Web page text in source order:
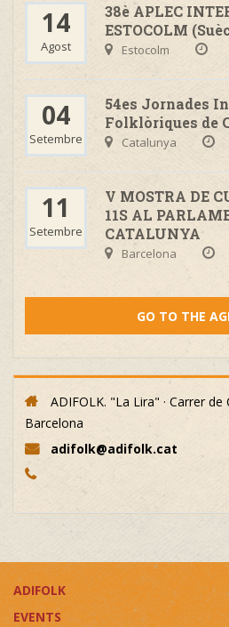
14
Agost
38è APLEC
ESTOCOLM
Estocolm
04
Setembre
54es Jornades
Folklòriques de
Catalunya
11
Setembre
V MOSTRA DE
11S AL
CATALUNYA
Barcelona
GO TO THE
ADIFOLK. "La Lira" · Carrer de
Barcelona
adifolk@adifolk.cat
ADIFOLK
EVENTS